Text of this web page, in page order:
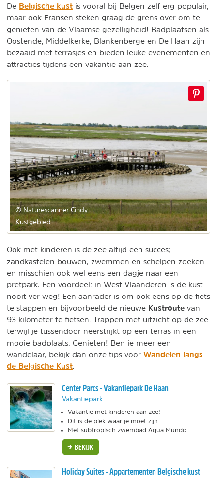
De Belgische kust is vooral bij Belgen zelf erg populair,
maar ook Fransen steken graag de grens over om te
genieten van de Vlaamse gezelligheid! Badplaatsen als
Oostende, Middelkerke, Blankenberge en De Haan zijn
bezaaid met terrasjes en bieden leuke evenementen en
attracties tijdens een vakantie aan zee.
© Naturescanner Cindy
Kustgebied
Ook met kinderen is de zee altijd een succes;
zandkastelen bouwen, zwemmen en schelpen zoeken
en misschien ook wel eens een dagje naar een
pretpark. Een voordeel: in West-Vlaanderen is de kust
nooit ver weg! Een aanrader is om ook eens op de fiets
te stappen en bijvoorbeeld de nieuwe Kustroute van
93 kilometer te fietsen. Trappen met uitzicht op de zee
terwijl je tussendoor neerstrijkt op een terras in een
mooie badplaats. Genieten! Ben je meer een
wandelaar, bekijk dan onze tips voor Wandelen langs
de Belgische Kust
Center Parcs - Vakantiepark De Haan
Vakantiepark
Vakantie met kinderen aan zee!
Dit is de plek waar je moet zijn.
Met subtropisch zwembad Aqua Mundo.
BEKIJK
Holiday Suites - Appartementen Belgische kust